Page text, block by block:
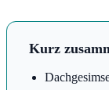
Kurz